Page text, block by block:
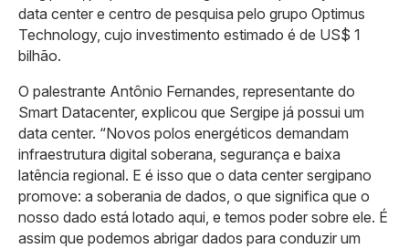
data center e centro de pesquisa pelo grupo Optimus
Technology, cujo investimento estimado é de US$ 1
bilhão.
O palestrante Antônio Fernandes, representante do
Smart Datacenter, explicou que Sergipe já possui um
data center. “Novos polos energéticos demandam
infraestrutura digital soberana, segurança e baixa
latência regional. E é isso que o data center sergipano
promove: a soberania de dados, o que significa que o
nosso dado está lotado aqui, e temos poder sobre ele. É
assim que podemos abrigar dados para conduzir um